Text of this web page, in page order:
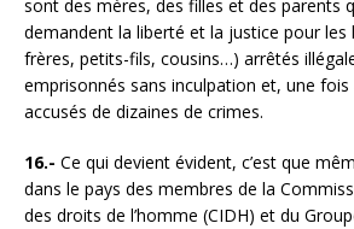
sont des mères, des filles et des parents
demandent la liberté et la justice pour les
frères, petits-fils, cousins…) arrêtés
emprisonnés sans inculpation et, une fois
accusés de dizaines de crimes.
16.- Ce qui devient évident, c’est que
dans le pays des membres de la
des droits de l’homme (CIDH) et du